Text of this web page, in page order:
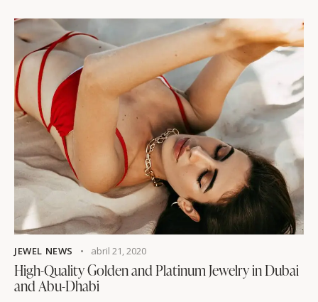
JEWEL NEWS abril 21, 2020
High-Quality Golden and Platinum Jewelry in Dubai
and Abu-Dhabi